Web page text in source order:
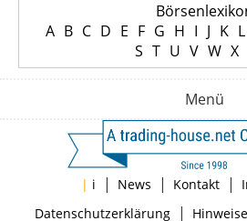
A B C D E F G H I J K L
S T U V W X
Menü
| i | News | Kontakt |
Datenschutzerklärung|